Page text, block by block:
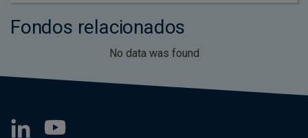
Fondos relacionados
No data was found